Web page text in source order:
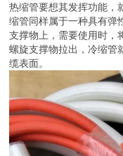
热缩管要想其发挥功能
缩管同样属于一种具有弹
支撑物上，需要使用时，
螺旋支撑物拉出，冷缩管
缆表面。